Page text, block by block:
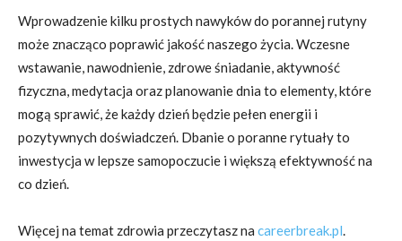
Wprowadzenie kilku prostych nawyków do porannej rutyny
może znacząco poprawić jakość naszego życia. Wczesne
wstawanie, nawodnienie, zdrowe śniadanie, aktywność
fizyczna, medytacja oraz planowanie dnia to elementy, które
mogą sprawić, że każdy dzień będzie pełen energii i
pozytywnych doświadczeń. Dbanie o poranne rytuały to
inwestycja w lepsze samopoczucie i większą efektywność na
co dzień.
Więcej na temat zdrowia przeczytasz na careerbreak.pl.